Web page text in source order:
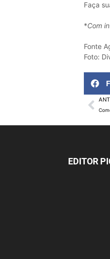
Faça
*Com
Fonte
Foto:
EDITOR